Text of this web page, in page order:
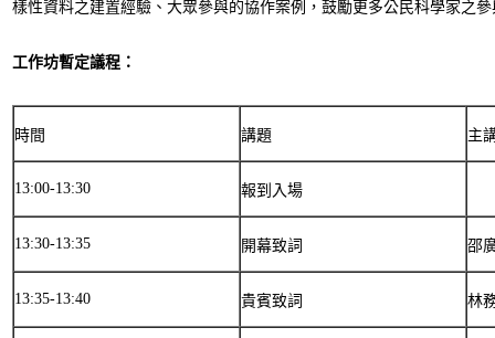
樣性資料之建置經驗、大眾參與的協作案例，鼓勵更多公民科學家之
工作坊暫定議程：
時間 講題 主
13:00-13:30 報到入場
13:30-13:35 開幕致詞 邵
13:35-13:40 貴賓致詞 林